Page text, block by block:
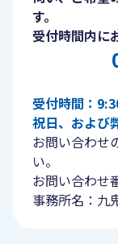
す。
受付時間内に
受付時間：
祝日、および
お問い合わせ
い。
お問い合わせ
事務所名：九